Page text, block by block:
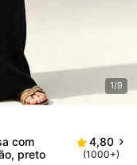
1/9
com
preto
4,80
(1000+)